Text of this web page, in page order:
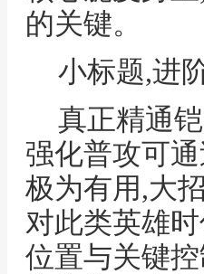
的关键。
小标题,进
真正精通
强化普攻可
极为有用,大
对此类英雄
位置与关键